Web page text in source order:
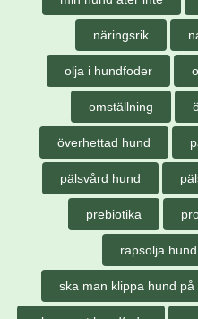
näringsrik
olja i hundfoder
omställning
överhettad hund
pälsvård hund
prebiotika
rapsolja hund
ska man klippa hund